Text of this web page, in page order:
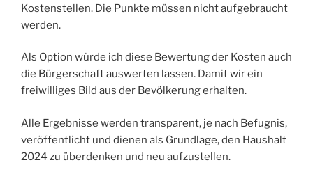
Kostenstellen. Die Punkte müssen nicht aufgebraucht
werden.
Als Option würde ich diese Bewertung der Kosten auch
die Bürgerschaft auswerten lassen. Damit wir ein
freiwilliges Bild aus der Bevölkerung erhalten.
Alle Ergebnisse werden transparent, je nach Befugnis,
veröffentlicht und dienen als Grundlage, den Haushalt
2024 zu überdenken und neu aufzustellen.